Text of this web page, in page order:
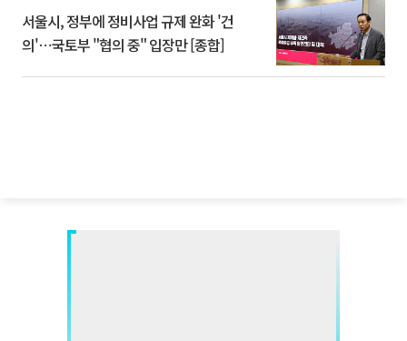
서울시, 정부에 정비사업 규제 완화 '건
의'⋯국토부 "협의 중" 입장만 [종합]